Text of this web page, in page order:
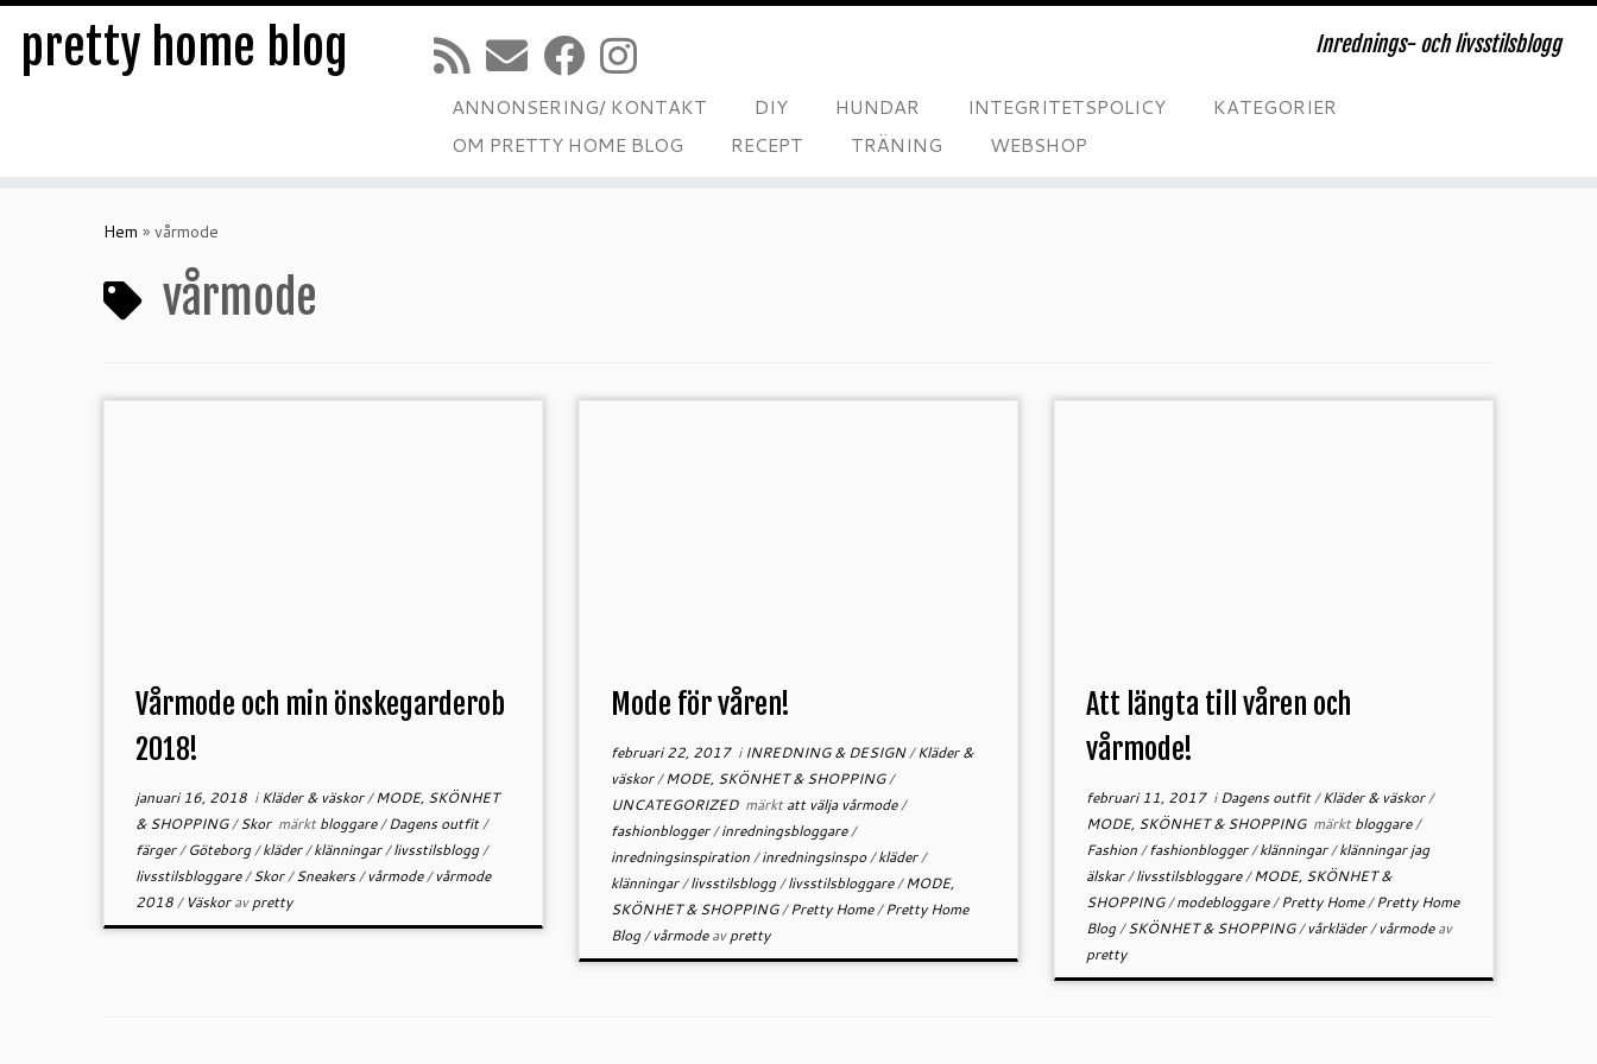
pretty home blog Inrednings- och livsstilsblogg
ANNONSERING/ KONTAKT DIY HUNDAR INTEGRITETSPOLICY
KATEGORIER
OM PRETTY HOME BLOG
RECEPT TRÄNING WEBSHOP
Hem » vårmode
vårmode
Vårmode och min önskegarderob
2018!
januari 16, 2018iKläder & väskor/MODE, SKÖNHET
& SHOPPING/Skor märktbloggare/Dagens outfit/
färger/Göteborg/kläder/klänningar/livsstilsblogg/
livsstilsbloggare/Skor/Sneakers/vårmode/vårmode
2018/ Väskoravpretty
Mode för våren!
februari 22, 2017i INREDNING & DESIGN/Kläder &
väskor/MODE, SKÖNHET & SHOPPING/
UNCATEGORIZED märktatt välja vårmode/
fashionblogger/inredningsbloggare/
inredningsinspiration/inredningsinspo/kläder/
klänningar/livsstilsblogg/livsstilsbloggare/MODE,
SKÖNHET & SHOPPING/Pretty Home/Pretty Home
Blog/vårmodeavpretty
Att längta till våren och
vårmode!
februari 11, 2017iDagens outfit/Kläder & väskor/
MODE, SKÖNHET & SHOPPING märktbloggare/
Fashion/fashionblogger/klänningar/klänningar jag
älskar/livsstilsbloggare/MODE, SKÖNHET &
SHOPPING/modebloggare/Pretty Home/Pretty Home
Blog/SKÖNHET & SHOPPING/vårkläder/vårmodeav
pretty